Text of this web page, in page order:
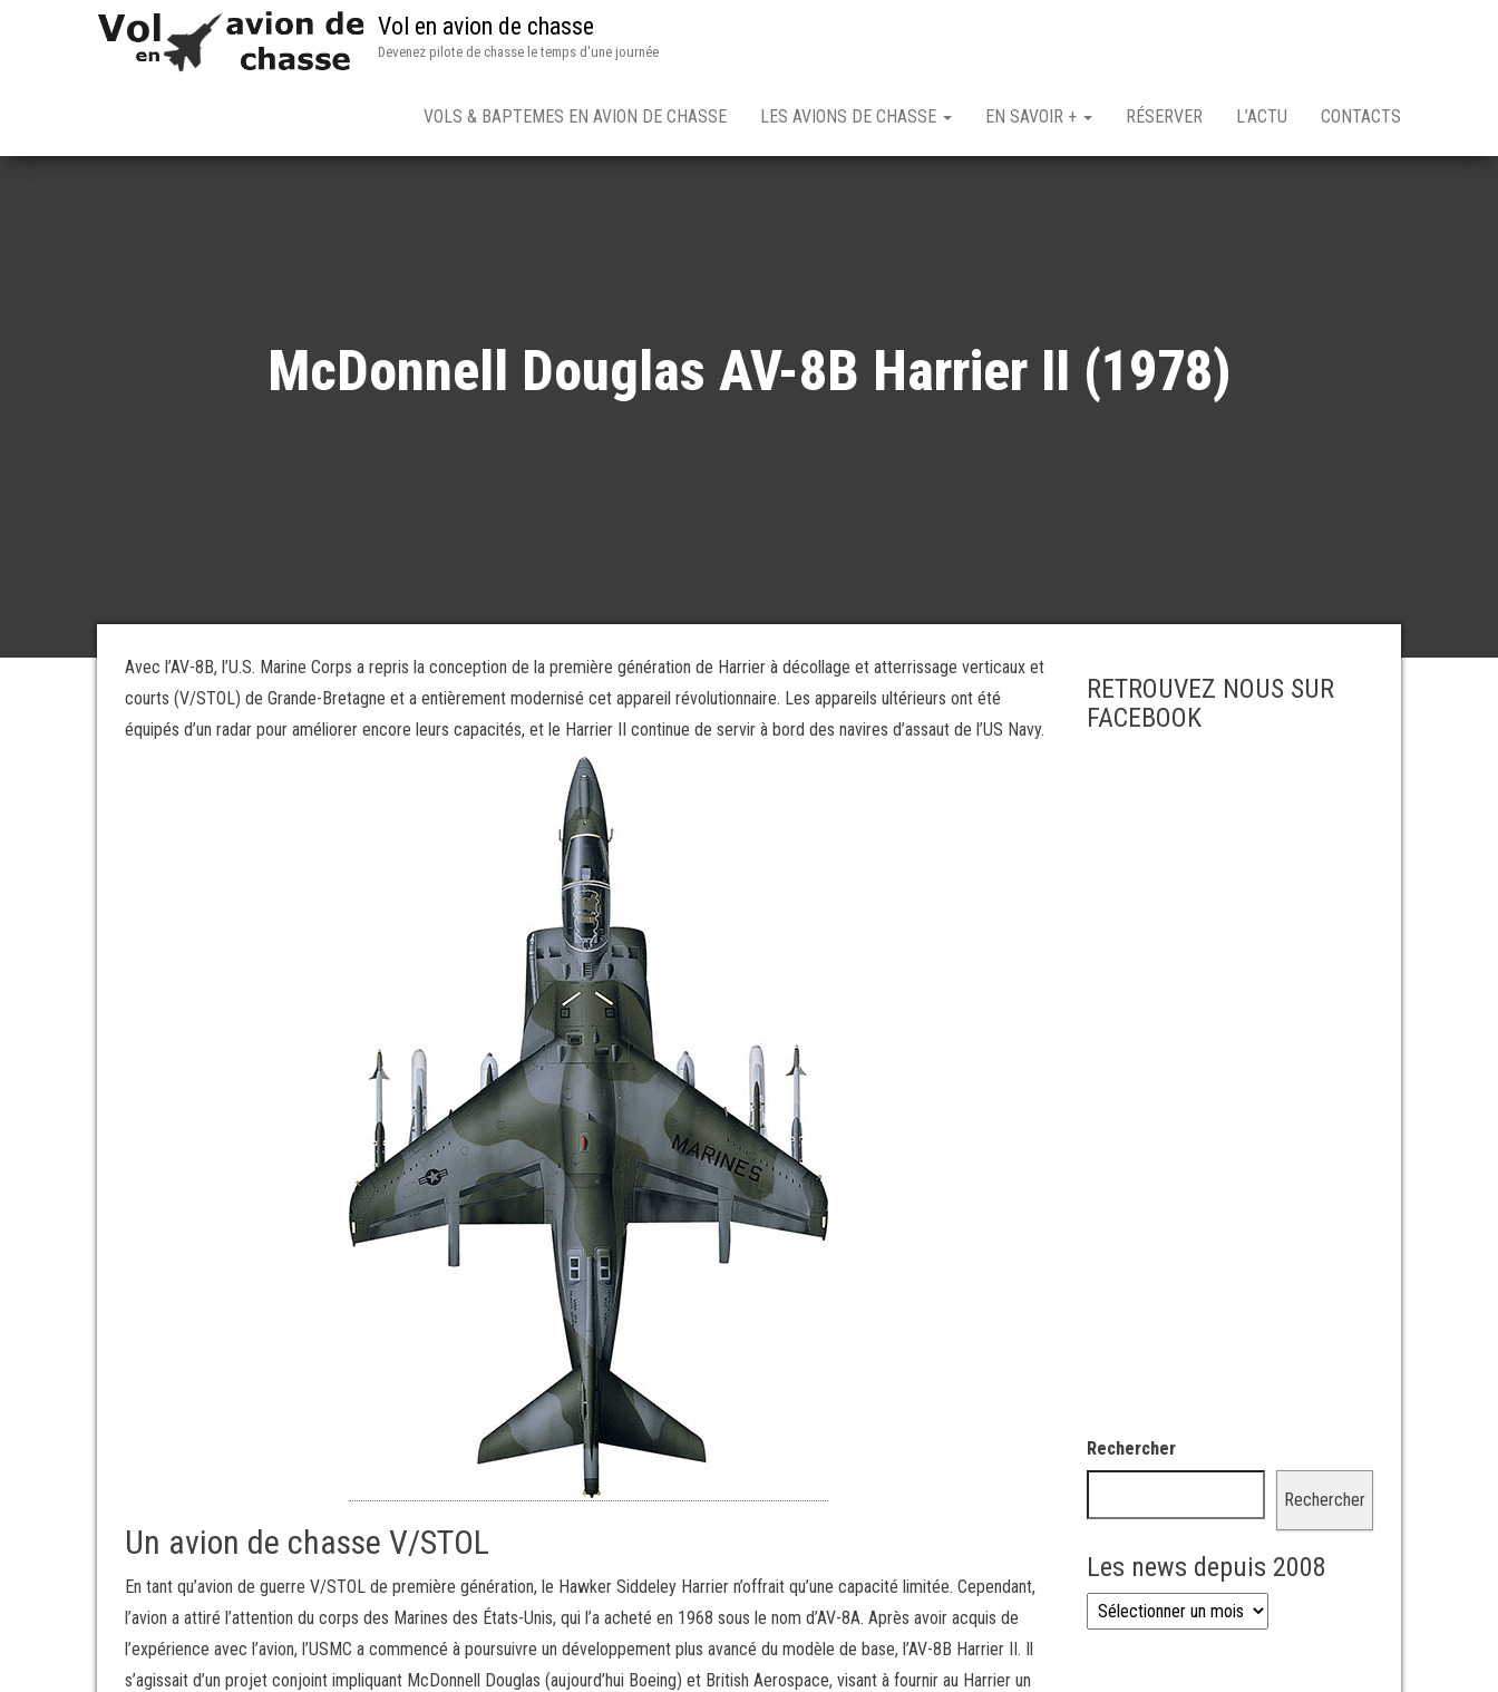
Vol en avion de chasse
Devenez pilote de chasse le temps d'une journée
VOLS & BAPTEMES EN AVION DE CHASSE LES AVIONS DE CHASSE EN SAVOIR + RÉSERVER L’ACTU CONTACTS
McDonnell Douglas AV-8B Harrier II (1978)
Avec l’AV-8B, l’U.S. Marine Corps a repris la conception de la première génération de Harrier à décollage et atterrissage verticaux et
courts (V/STOL) de Grande-Bretagne et a entièrement modernisé cet appareil révolutionnaire. Les appareils ultérieurs ont été
équipés d’un radar pour améliorer encore leurs capacités, et le Harrier II continue de servir à bord des navires d’assaut de l’US Navy.
Un avion de chasse V/STOL
En tant qu’avion de guerre V/STOL de première génération, le Hawker Siddeley Harrier n’offrait qu’une capacité limitée. Cependant,
l’avion a attiré l’attention du corps des Marines des États-Unis, qui l’a acheté en 1968 sous le nom d’AV-8A. Après avoir acquis de
l’expérience avec l’avion, l’USMC a commencé à poursuivre un développement plus avancé du modèle de base, l’AV-8B Harrier II. Il
s’agissait d’un projet conjoint impliquant McDonnell Douglas (aujourd’hui Boeing) et British Aerospace, visant à fournir au Harrier un
RETROUVEZ NOUS SUR
FACEBOOK
Rechercher
Rechercher
Les news depuis 2008
Les news depuis 2008